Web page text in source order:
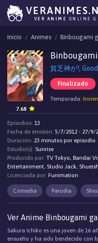
VER ANIME ONLINE
Inicio Animes Binbougami
貧乏神が!,
Finalizado
Temporada:
7.68
Episodios: 13
Fecha de emisión: 5/7/2012 - 27/9/
Duración: 23 minutos por episodio
Estudio(s): Sunrise
Producido por: TV Tokyo, Bandai
Entertainment, Studio Jack,
Licenciada por: Funimation
Comedia Parodia
Ver Anime Binbougami
Sakura Ichiko es una joven de 16
ensueño y ha sido bendecido con